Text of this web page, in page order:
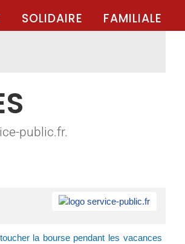
SOLIDAIRE FAMILIALE
public.fr.
la bourse pendant les vacances